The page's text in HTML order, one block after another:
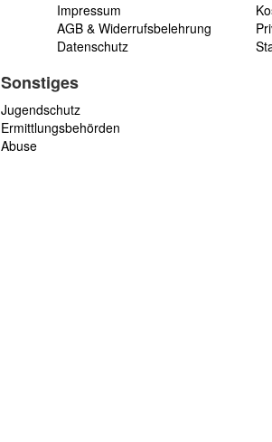
Impressum
AGB & Widerrufsbelehrung
Datenschutz
Sonstiges
Jugendschutz
Ermittlungsbehörden
Abuse